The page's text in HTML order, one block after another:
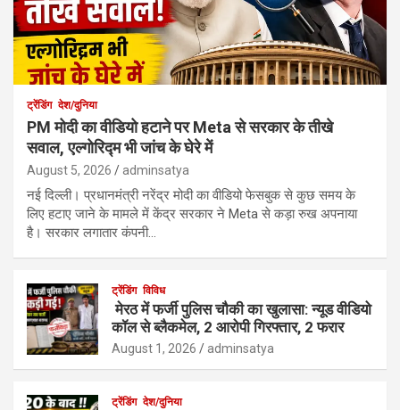
ट्रेंडिंग देश/दुनिया
PM मोदी का वीडियो हटाने पर Meta से सरकार के तीखे
सवाल, एल्गोरिद्म भी जांच के घेरे में
August 5, 2026 adminsatya
नई दिल्ली। प्रधानमंत्री नरेंद्र मोदी का वीडियो फेसबुक से कुछ समय के
लिए हटाए जाने के मामले में केंद्र सरकार ने Meta से कड़ा रुख अपनाया
है। सरकार लगातार कंपनी…
ट्रेंडिंग विविध
मेरठ में फर्जी पुलिस चौकी का खुलासा: न्यूड वीडियो
कॉल से ब्लैकमेल, 2 आरोपी गिरफ्तार, 2 फरार
August 1, 2026 adminsatya
ट्रेंडिंग देश/दुनिया